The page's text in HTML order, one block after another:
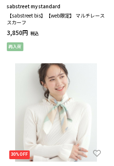
sabstreet my standard
【sabstreet bis】【web限定】 マルチレース
スカーフ
3,850円 税込
再入荷
30%OFF